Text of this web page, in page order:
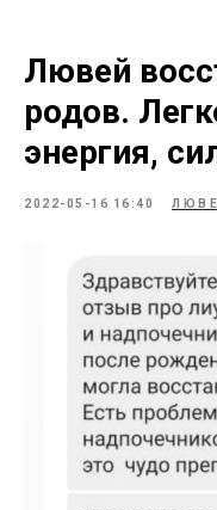
Лювей
родов.
энергия,
2022-05-16 16:40